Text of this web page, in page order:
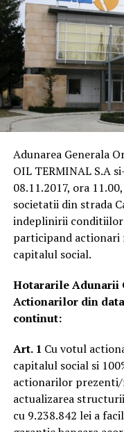
Adunarea Generala
OIL TERMINAL S.A
08.11.2017, ora
societatii din strada
indeplinirii conditiilor
participand actionari
capitalul social.
Hotararile Adunarii
Actionarilor din
continut:
Art. 1 Cu votul
capitalul social si
actionarilor
actualizarea
cu 9.238.842 lei a